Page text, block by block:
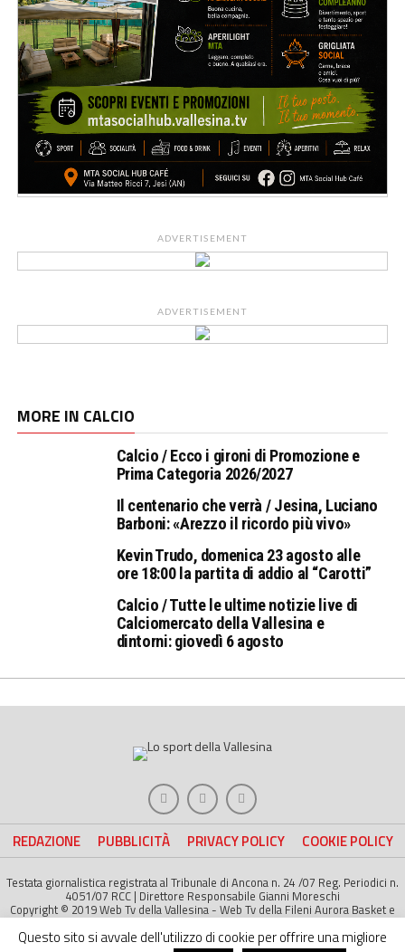
ADVERTISEMENT
ADVERTISEMENT
MORE IN CALCIO
Calcio / Ecco i gironi di Promozione e
Prima Categoria 2026/2027
Il centenario che verrà / Jesina, Luciano
Barboni: «Arezzo il ricordo più vivo»
Kevin Trudo, domenica 23 agosto alle
ore 18:00 la partita di addio al “Carotti”
Calcio / Tutte le ultime notizie live di
Calciomercato della Vallesina e
dintorni: giovedì 6 agosto
REDAZIONE PUBBLICITÀ PRIVACY POLICY COOKIE POLICY
Testata giornalistica registrata al Tribunale di Ancona n. 24 /07 Reg. Periodici n.
4051/07 RCC | Direttore Responsabile Gianni Moreschi
Copyright © 2019 Web Tv della Vallesina - Web Tv della Fileni Aurora Basket e
della Jesina Calcio. All right Reserved | Project byLife Color
Questo sito si avvale dell'utilizzo di cookie per offrire una migliore